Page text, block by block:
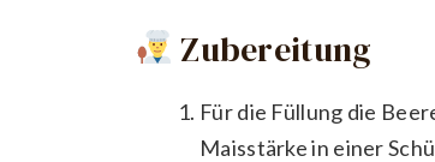
Zubereitung
Für die Füllung die
Maisstärke in einer